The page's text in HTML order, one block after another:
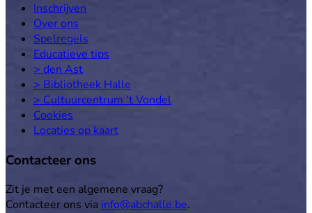
Inschrijven
Over ons
Spelregels
Educatieve tips
> den Ast
> Bibliotheek Halle
> Cultuurcentrum 't Vondel
Cookies
Locaties op kaart
Contacteer ons
Zit je met een algemene vraag?
Contacteer ons viainfo@abchalle.be.